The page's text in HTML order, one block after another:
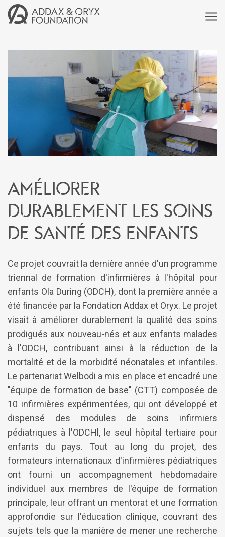
Améliorer
durablement les soins
de santé des enfants
Ce projet couvrait la dernière année d'un programme
triennal de formation d'infirmières à l'hôpital pour
enfants Ola During (ODCH), dont la première année a
été financée par la Fondation Addax et Oryx. Le projet
visait à améliorer durablement la qualité des soins
prodigués aux nouveau-nés et aux enfants malades
à l'ODCH, contribuant ainsi à la réduction de la
mortalité et de la morbidité néonatales et infantiles.
Le partenariat Welbodi a mis en place et encadré une
"équipe de formation de base" (CTT) composée de
10 infirmières expérimentées, qui ont développé et
dispensé des modules de soins infirmiers
pédiatriques à l'ODCHl, le seul hôpital tertiaire pour
enfants du pays. Tout au long du projet, des
formateurs internationaux d'infirmières pédiatriques
ont fourni un accompagnement hebdomadaire
individuel aux membres de l'équipe de formation
principale, leur offrant un mentorat et une formation
approfondie sur l'éducation clinique, couvrant des
sujets tels que la manière de mener une recherche